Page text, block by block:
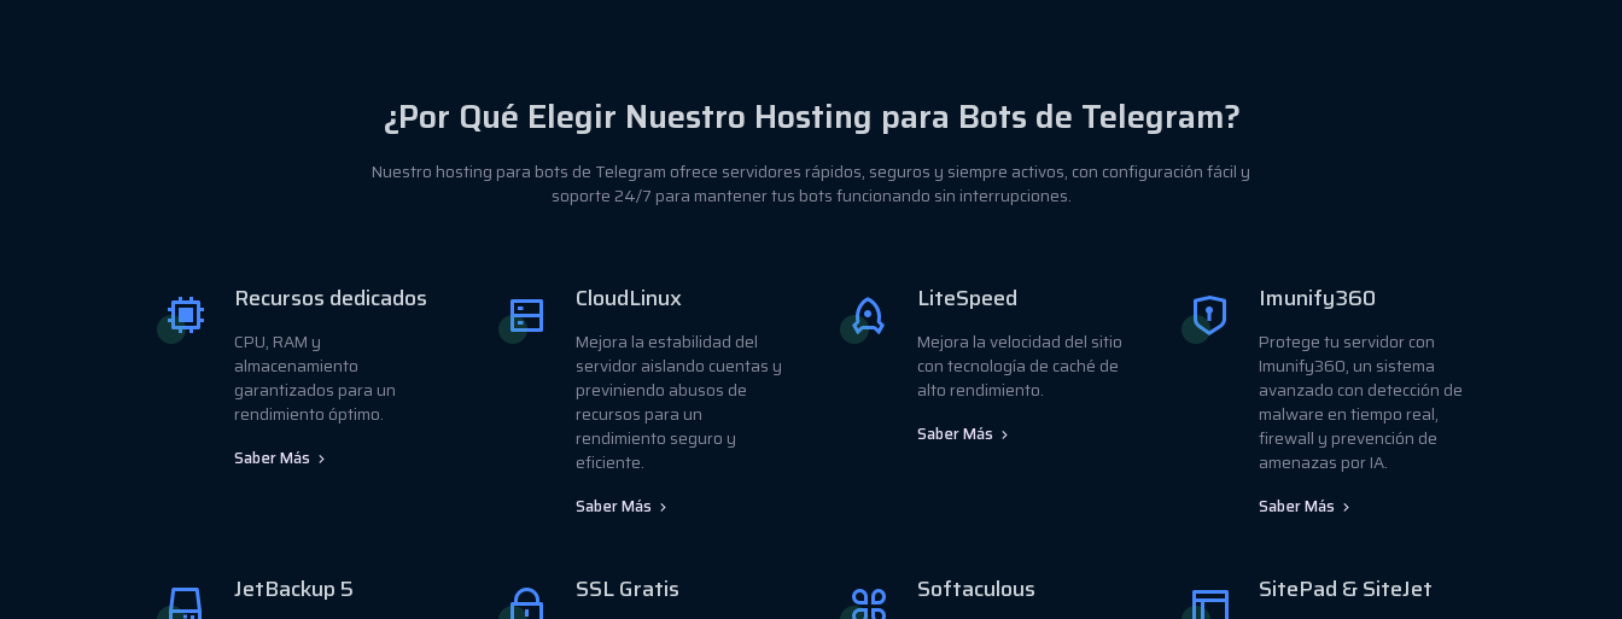
¿Por Qué Elegir Nuestro Hosting para Bots de Telegram?
Nuestro hosting para bots de Telegram ofrece servidores rápidos, seguros y siempre activos, con configuración fácil y
soporte 24/7 para mantener tus bots funcionando sin interrupciones.
Recursos dedicados
CPU, RAM y
almacenamiento
garantizados para un
rendimiento óptimo.
Saber Más
CloudLinux
Mejora la estabilidad del
servidor aislando cuentas y
previniendo abusos de
recursos para un
rendimiento seguro y
eficiente.
Saber Más
LiteSpeed
Mejora la velocidad del sitio
con tecnología de caché de
alto rendimiento.
Saber Más
Imunify360
Protege tu servidor con
Imunify360, un sistema
avanzado con detección de
malware en tiempo real,
firewall y prevención de
amenazas por IA.
Saber Más
JetBackup 5 SSL Gratis Softaculous SitePad & SiteJet